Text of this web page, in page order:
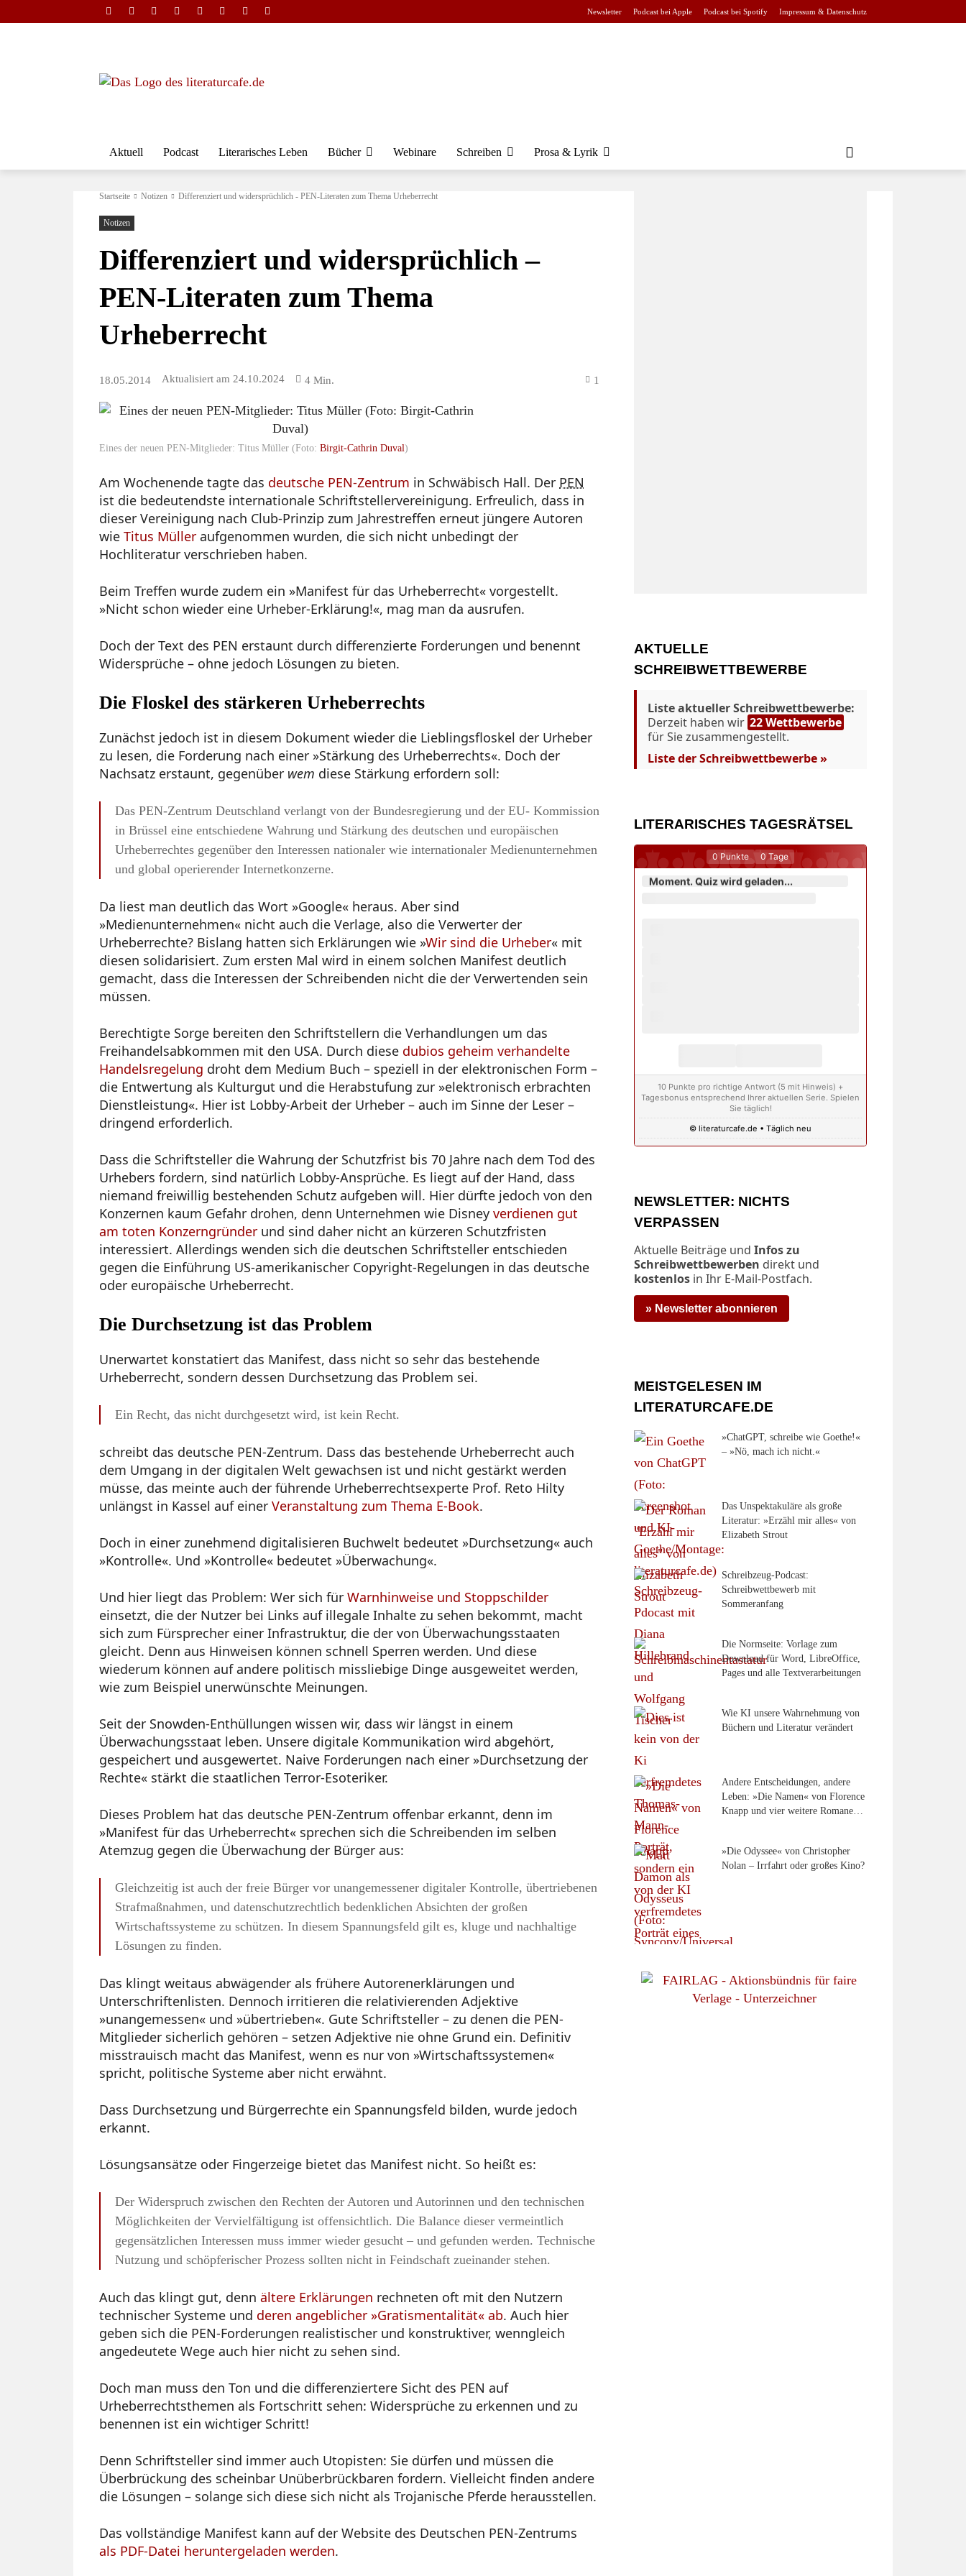
Newsletter Podcast bei Apple Podcast bei Spotify Impressum & Datenschutz
Aktuell Podcast Literarisches Leben Bücher Webinare Schreiben Prosa & Lyrik
Startseite Notizen Differenziert und widersprüchlich - PEN-Literaten zum Thema Urheberrecht
Notizen
Differenziert und widersprüchlich –
PEN-Literaten zum Thema
Urheberrecht
18.05.2014 Aktualisiert am 24.10.2024 4 Min. 1
Eines der neuen PEN-Mitglieder: Titus Müller (Foto: Birgit-Cathrin Duval)
Am Wochenende tagte das deutsche PEN-Zentrum in Schwäbisch Hall. Der PEN
ist die bedeutendste internationale Schriftstellervereinigung. Erfreulich, dass in
dieser Vereinigung nach Club-Prinzip zum Jahrestreffen erneut jüngere Autoren
wie Titus Müller aufgenommen wurden, die sich nicht unbedingt der
Hochliteratur verschrieben haben.
Beim Treffen wurde zudem ein »Manifest für das Urheberrecht« vorgestellt.
»Nicht schon wieder eine Urheber-Erklärung!«, mag man da ausrufen.
Doch der Text des PEN erstaunt durch differenzierte Forderungen und benennt
Widersprüche ­– ohne jedoch Lösungen zu bieten.
Die Floskel des stärkeren Urheberrechts
Zunächst jedoch ist in diesem Dokument wieder die Lieblingsfloskel der Urheber
zu lesen, die Forderung nach einer »Stärkung des Urheberrechts«. Doch der
Nachsatz erstaunt, gegenüber wem diese Stärkung erfordern soll:
Das PEN-Zentrum Deutschland verlangt von der Bundesregierung und der EU- Kommission
in Brüssel eine entschiedene Wahrung und Stärkung des deutschen und europäischen
Urheberrechtes gegenüber den Interessen nationaler wie internationaler Medienunternehmen
und global operierender Internetkonzerne.
Da liest man deutlich das Wort »Google« heraus. Aber sind
»Medienunternehmen« nicht auch die Verlage, also die Verwerter der
Urheberrechte? Bislang hatten sich Erklärungen wie »Wir sind die Urheber« mit
diesen solidarisiert. Zum ersten Mal wird in einem solchen Manifest deutlich
gemacht, dass die Interessen der Schreibenden nicht die der Verwertenden sein
müssen.
Berechtigte Sorge bereiten den Schriftstellern die Verhandlungen um das
Freihandelsabkommen mit den USA. Durch diese dubios geheim verhandelte
Handelsregelung droht dem Medium Buch – speziell in der elektronischen Form –
die Entwertung als Kulturgut und die Herabstufung zur »elektronisch erbrachten
Dienstleistung«. Hier ist Lobby-Arbeit der Urheber – auch im Sinne der Leser –
dringend erforderlich.
Dass die Schriftsteller die Wahrung der Schutzfrist bis 70 Jahre nach dem Tod des
Urhebers fordern, sind natürlich Lobby-Ansprüche. Es liegt auf der Hand, dass
niemand freiwillig bestehenden Schutz aufgeben will. Hier dürfte jedoch von den
Konzernen kaum Gefahr drohen, denn Unternehmen wie Disney verdienen gut
am toten Konzerngründer und sind daher nicht an kürzeren Schutzfristen
interessiert. Allerdings wenden sich die deutschen Schriftsteller entschieden
gegen die Einführung US-amerikanischer Copyright-Regelungen in das deutsche
oder europäische Urheberrecht.
Die Durchsetzung ist das Problem
Unerwartet konstatiert das Manifest, dass nicht so sehr das bestehende
Urheberrecht, sondern dessen Durchsetzung das Problem sei.
Ein Recht, das nicht durchgesetzt wird, ist kein Recht.
schreibt das deutsche PEN-Zentrum. Dass das bestehende Urheberrecht auch
dem Umgang in der digitalen Welt gewachsen ist und nicht gestärkt werden
müsse, das meinte auch der führende Urheberrechtsexperte Prof. Reto Hilty
unlängst in Kassel auf einer Veranstaltung zum Thema E-Book.
Doch in einer zunehmend digitalisieren Buchwelt bedeutet »Durchsetzung« auch
»Kontrolle«. Und »Kontrolle« bedeutet »Überwachung«.
Und hier liegt das Problem: Wer sich für Warnhinweise und Stoppschilder
einsetzt, die der Nutzer bei Links auf illegale Inhalte zu sehen bekommt, macht
sich zum Fürsprecher einer Infrastruktur, die der von Überwachungsstaaten
gleicht. Denn aus Hinweisen können schnell Sperren werden. Und diese
wiederum können auf andere politisch missliebige Dinge ausgeweitet werden,
wie zum Beispiel unerwünschte Meinungen.
Seit der Snowden-Enthüllungen wissen wir, dass wir längst in einem
Überwachungsstaat leben. Unsere digitale Kommunikation wird abgehört,
gespeichert und ausgewertet. Naive Forderungen nach einer »Durchsetzung der
Rechte« stärkt die staatlichen Terror-Esoteriker.
Dieses Problem hat das deutsche PEN-Zentrum offenbar erkannt, denn im
»Manifest für das Urheberrecht« sprechen sich die Schreibenden im selben
Atemzug gegen die Überwachung der Bürger aus:
Gleichzeitig ist auch der freie Bürger vor unangemessener digitaler Kontrolle, übertriebenen
Strafmaßnahmen, und datenschutzrechtlich bedenklichen Absichten der großen
Wirtschaftssysteme zu schützen. In diesem Spannungsfeld gilt es, kluge und nachhaltige
Lösungen zu finden.
Das klingt weitaus abwägender als frühere Autorenerklärungen und
Unterschriftenlisten. Dennoch irritieren die relativierenden Adjektive
»unangemessen« und »übertrieben«. Gute Schriftsteller – zu denen die PEN-
Mitglieder sicherlich gehören – setzen Adjektive nie ohne Grund ein. Definitiv
misstrauisch macht das Manifest, wenn es nur von »Wirtschaftssystemen«
spricht, politische Systeme aber nicht erwähnt.
Dass Durchsetzung und Bürgerrechte ein Spannungsfeld bilden, wurde jedoch
erkannt.
Lösungsansätze oder Fingerzeige bietet das Manifest nicht. So heißt es:
Der Widerspruch zwischen den Rechten der Autoren und Autorinnen und den technischen
Möglichkeiten der Vervielfältigung ist offensichtlich. Die Balance dieser vermeintlich
gegensätzlichen Interessen muss immer wieder gesucht – und gefunden werden. Technische
Nutzung und schöpferischer Prozess sollten nicht in Feindschaft zueinander stehen.
Auch das klingt gut, denn ältere Erklärungen rechneten oft mit den Nutzern
technischer Systeme und deren angeblicher »Gratismentalität« ab. Auch hier
geben sich die PEN-Forderungen realistischer und konstruktiver, wenngleich
angedeutete Wege auch hier nicht zu sehen sind.
Doch man muss den Ton und die differenziertere Sicht des PEN auf
Urheberrechtsthemen als Fortschritt sehen: Widersprüche zu erkennen und zu
benennen ist ein wichtiger Schritt!
Denn Schriftsteller sind immer auch Utopisten: Sie dürfen und müssen die
Überbrückung des scheinbar Unüberbrückbaren fordern. Vielleicht finden andere
die Lösungen – solange sich diese sich nicht als Trojanische Pferde herausstellen.
Das vollständige Manifest kann auf der Website des Deutschen PEN-Zentrums
als PDF-Datei heruntergeladen werden.
AKTUELLE
SCHREIBWETTBEWERBE
Liste aktueller Schreibwettbewerbe:
Derzeit haben wir 22 Wettbewerbe
für Sie zusammengestellt.
Liste der Schreibwettbewerbe »
LITERARISCHES TAGESRÄTSEL
0 Punkte 0 Tage
Moment. Quiz wird geladen...
10 Punkte pro richtige Antwort (5 mit Hinweis) +
Tagesbonus entsprechend Ihrer aktuellen Serie. Spielen
Sie täglich!
© literaturcafe.de • Täglich neu
NEWSLETTER: NICHTS
VERPASSEN
Aktuelle Beiträge und Infos zu
Schreibwettbewerben direkt und
kostenlos in Ihr E-Mail-Postfach.
» Newsletter abonnieren
MEISTGELESEN IM
LITERATURCAFE.DE
»ChatGPT, schreibe wie Goethe!«
– »Nö, mach ich nicht.«
Das Unspektakuläre als große
Literatur: »Erzähl mir alles« von
Elizabeth Strout
Schreibzeug-Podcast:
Schreibwettbewerb mit
Sommeranfang
Die Normseite: Vorlage zum
Download für Word, LibreOffice,
Pages und alle Textverarbeitungen
Wie KI unsere Wahrnehmung von
Büchern und Literatur verändert
Andere Entscheidungen, andere
Leben: »Die Namen« von Florence
Knapp und vier weitere Romane…
»Die Odyssee« von Christopher
Nolan – Irrfahrt oder großes Kino?